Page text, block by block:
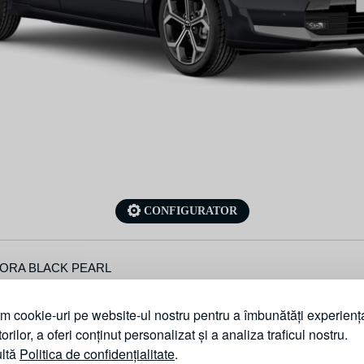
cookie-uri pe website-ul nostru pentru a îmbunătăți
a oferi conținut personalizat și a analiza traficul nostru.
Politica de confidențialitate.
CONFIGURATOR
BLACK PEARL